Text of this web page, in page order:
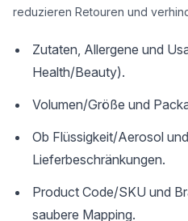
reduzieren Retouren und
Zutaten, Allergene und
Health/Beauty).
Volumen/Größe und
Ob Flüssigkeit/Aerosol
Lieferbeschränkungen.
Product Code/SKU und
saubere Mapping.